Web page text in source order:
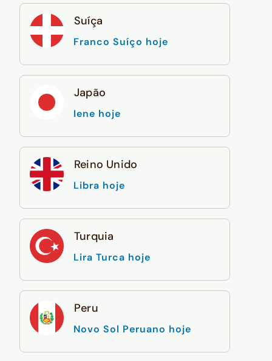
Suíça
Franco Suíço hoje
Japão
Iene hoje
Reino Unido
Libra hoje
Turquia
Lira Turca hoje
Peru
Novo Sol Peruano hoje